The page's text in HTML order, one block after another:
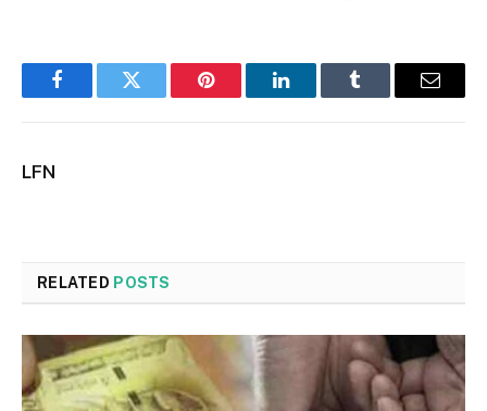
FacebookTwitter Pinterest LinkedInTumblr Email
LFN
RELATED POSTS